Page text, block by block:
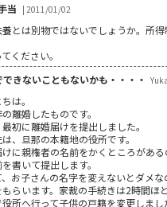
当 | 2011/01/02
とは別物ではないでしょうか。所
ください。
できないこともないかも・・・・
は。
離婚したものです。
初に離婚届けを提出しました。
、旦那の本籍地の役所です。
に親権者の名前をかくところがあ
書いて提出します。
、お子さんの名字を変えないとダメ
らいます。家裁の手続きは2時間ほ
所へ行って子供の戸籍を変更しまし